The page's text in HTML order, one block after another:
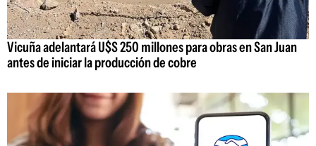
Vicuña adelantará U$S 250 millones para obras en San Juan
antes de iniciar la producción de cobre